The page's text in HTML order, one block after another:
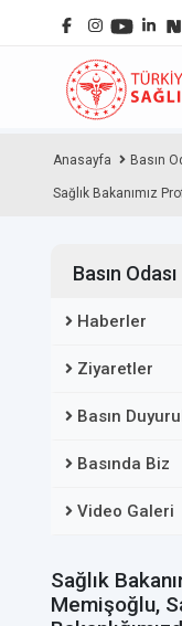
Anasayfa Basın
Sağlık Bakanımız
Basın Odası
Haberler
Ziyaretler
Basın
Basında Biz
Video Galeri
Sağlık
Memişoğlu,